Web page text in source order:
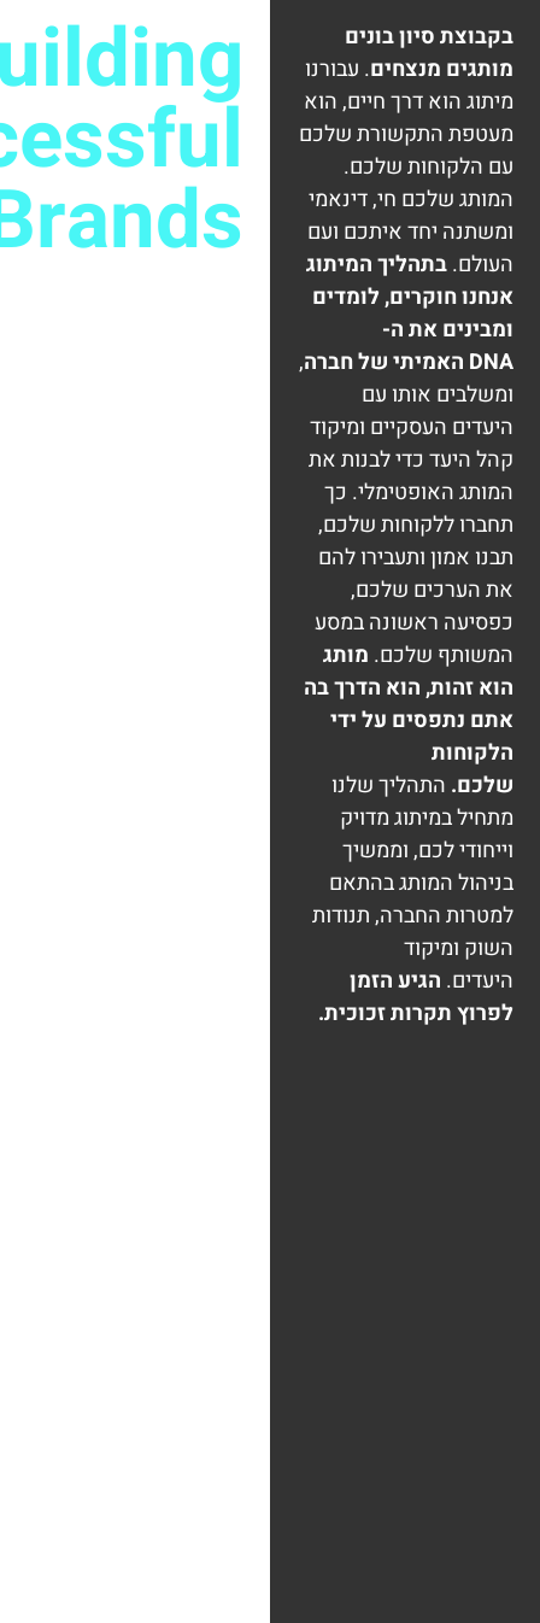
בקבוצת סיון בונים
מותגים מנצחים. עבורנו
מיתוג הוא דרך חיים, הוא
מעטפת התקשורת שלכם
עם הלקוחות שלכם.
המותג שלכם חי, דינאמי
ומשתנה יחד איתכם ועם
העולם.בתהליך המיתוג
אנחנו חוקרים, לומדים
ומבינים את ה-
DNA האמיתי של חברה
,
ומשלבים אותו עם
היעדים העסקיים ומיקוד
קהל היעד כדי לבנות את
המותג האופטימלי. כך
תחברו ללקוחות שלכם,
תבנו אמון ותעבירו להם
את הערכים שלכם,
כפסיעה ראשונה במסע
המשותף שלכם. מותג
הוא זהות, הוא הדרך בה
אתם נתפסים על ידי
הלקוחות
שלכם. התהליך שלנו
מתחיל במיתוג מדויק
וייחודי לכם, וממשיך
בניהול המותג בהתאם
למטרות החברה, תנודות
השוק ומיקוד
היעדים. הגיע הזמן
לפרוץ תקרות זכוכית.